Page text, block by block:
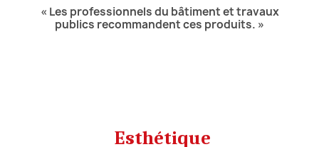
« Les professionnels du bâtiment et travaux
publics recommandent ces produits. »
Esthétique